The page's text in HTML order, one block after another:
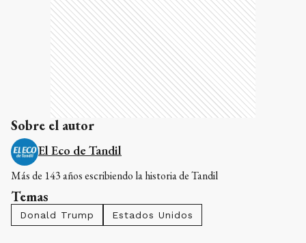
Sobre el autor
El Eco de Tandil
Más de 143 años escribiendo la historia de Tandil
Temas
Donald Trump Estados Unidos